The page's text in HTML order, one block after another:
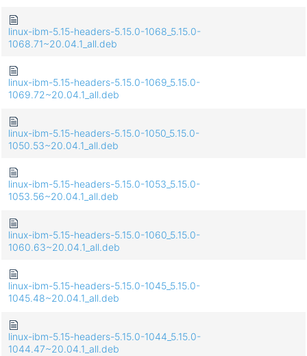
linux-ibm-5.15-headers-5.15.0-1068_5.15.0-
1068.71~20.04.1_all.deb
linux-ibm-5.15-headers-5.15.0-1069_5.15.0-
1069.72~20.04.1_all.deb
linux-ibm-5.15-headers-5.15.0-1050_5.15.0-
1050.53~20.04.1_all.deb
linux-ibm-5.15-headers-5.15.0-1053_5.15.0-
1053.56~20.04.1_all.deb
linux-ibm-5.15-headers-5.15.0-1060_5.15.0-
1060.63~20.04.1_all.deb
linux-ibm-5.15-headers-5.15.0-1045_5.15.0-
1045.48~20.04.1_all.deb
linux-ibm-5.15-headers-5.15.0-1044_5.15.0-
1044.47~20.04.1_all.deb